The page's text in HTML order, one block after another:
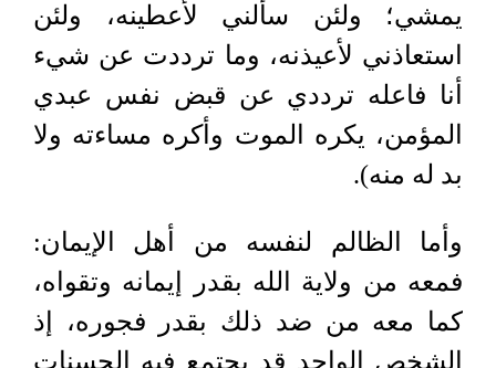
يمشي؛ ولئن سألني لأعطينه، ولئن
استعاذني لأعيذنه، وما ترددت عن شيء
أنا فاعله ترددي عن قبض نفس عبدي
المؤمن، يكره الموت وأكره مساءته ولا
بد له منه).
وأما الظالم لنفسه من أهل الإيمان:
فمعه من ولاية الله بقدر إيمانه وتقواه،
كما معه من ضد ذلك بقدر فجوره، إذ
الشخص الواحد قد يجتمع فيه الحسنات